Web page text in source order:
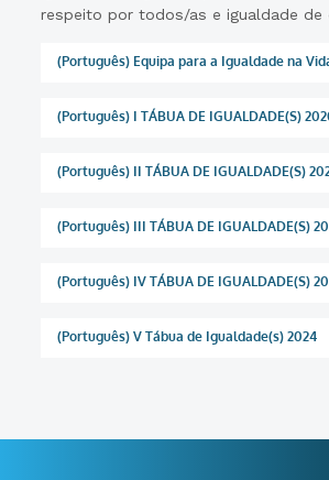
respeito por todos/as e igualdade de
(Português) Equipa para a Igualdade na
(Português) I TÁBUA DE IGUALDADE(S)
(Português) II TÁBUA DE IGUALDADE(S)
(Português) III TÁBUA DE IGUALDADE(S)
(Português) IV TÁBUA DE IGUALDADE(S)
(Português) V Tábua de Igualdade(s) 2024